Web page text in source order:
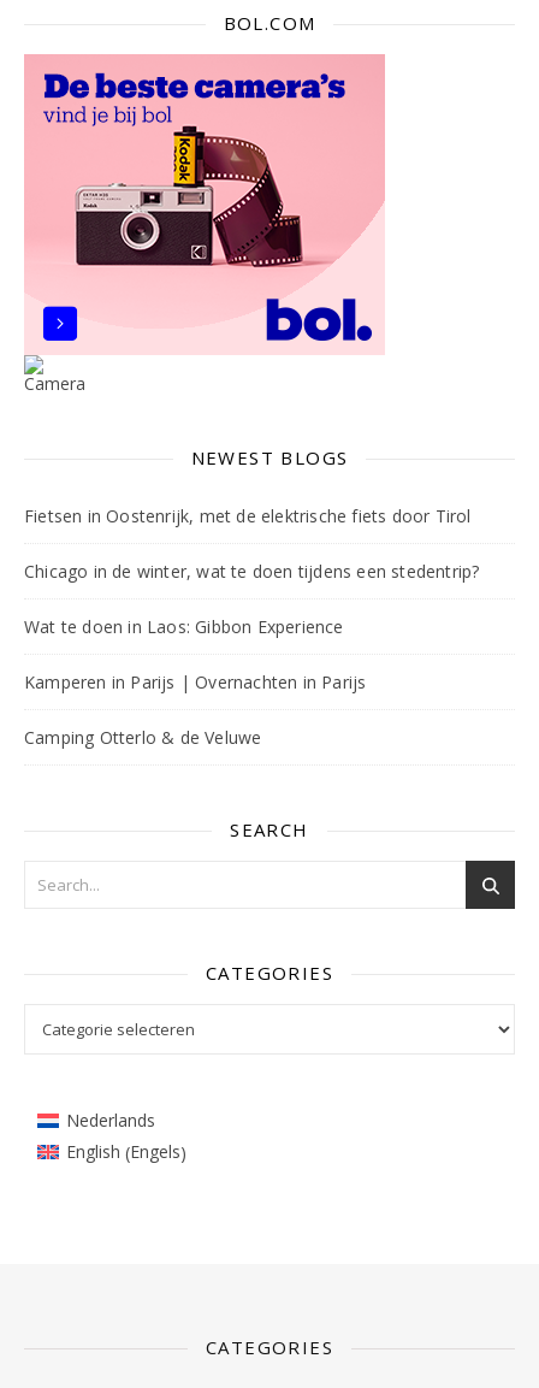
BOL.COM
NEWEST BLOGS
Fietsen in Oostenrijk, met de elektrische fiets door Tirol
Chicago in de winter, wat te doen tijdens een stedentrip?
Wat te doen in Laos: Gibbon Experience
Kamperen in Parijs | Overnachten in Parijs
Camping Otterlo & de Veluwe
SEARCH
CATEGORIES
Nederlands
English (Engels)
CATEGORIES